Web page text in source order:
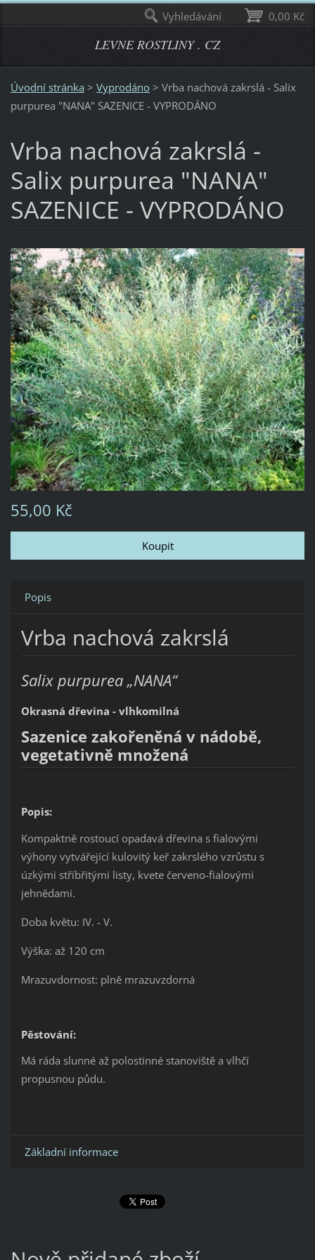
LEVNE ROSTLINY . CZ
Úvodní stránka > Vyprodáno > Vrba nachová zakrslá - Salix
purpurea "NANA" SAZENICE - VYPRODÁNO
Vrba nachová zakrslá -
Salix purpurea "NANA"
SAZENICE - VYPRODÁNO
55,00 Kč
Popis
Vrba nachová zakrslá
Salix purpurea „NANA“
Okrasná dřevina - vlhkomilná
Sazenice zakořeněná v nádobě,
vegetativně množená
Popis:
Kompaktně rostoucí opadavá dřevina s fialovými
výhony vytvářející kulovitý keř zakrslého vzrůstu s
úzkými stříbřitými listy, kvete červeno-fialovými
jehnědami.
Doba květu: IV. - V.
Výška: až 120 cm
Mrazuvdornost: plně mrazuvzdorná
Pěstování:
Má ráda slunné až polostinné stanoviště a vlhčí
propusnou půdu.
Základní informace
0,00 Kč
Vyhledávání